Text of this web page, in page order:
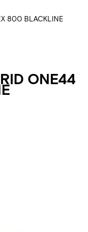
800 BLACKLINE
ONE44